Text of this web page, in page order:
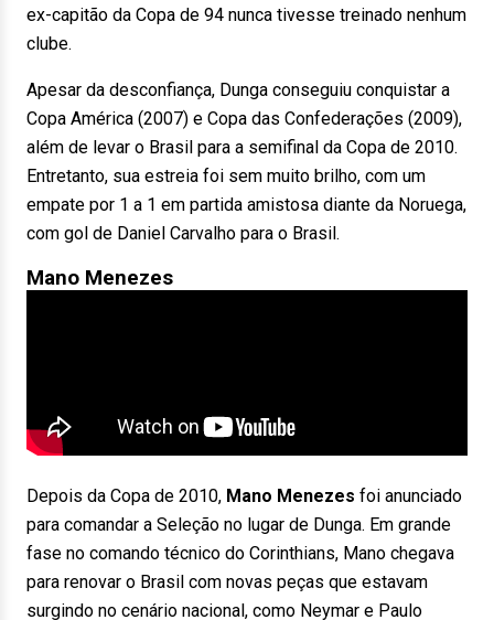
ex-capitão da Copa de 94 nunca tivesse treinado nenhum
clube.
Apesar da desconfiança, Dunga conseguiu conquistar a
Copa América (2007) e Copa das Confederações (2009),
além de levar o Brasil para a semifinal da Copa de 2010.
Entretanto, sua estreia foi sem muito brilho, com um
empate por 1 a 1 em partida amistosa diante da Noruega,
com gol de Daniel Carvalho para o Brasil.
Mano Menezes
Depois da Copa de 2010, Mano Menezes foi anunciado
para comandar a Seleção no lugar de Dunga. Em grande
fase no comando técnico do Corinthians, Mano chegava
para renovar o Brasil com novas peças que estavam
surgindo no cenário nacional, como Neymar e Paulo